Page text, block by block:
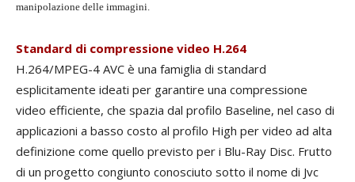
manipolazione delle immagini.
Standard di compressione video H.264
H.264/MPEG-4 AVC è una famiglia di standard
esplicitamente ideati per garantire una compressione
video efficiente, che spazia dal profilo Baseline, nel caso di
applicazioni a basso costo al profilo High per video ad alta
definizione come quello previsto per i Blu-Ray Disc. Frutto
di un progetto congiunto conosciuto sotto il nome di Jvc